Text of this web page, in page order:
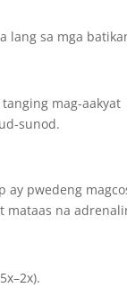
lang sa mga
mag-aakyat
sunod.
ay pwedeng
mataas na